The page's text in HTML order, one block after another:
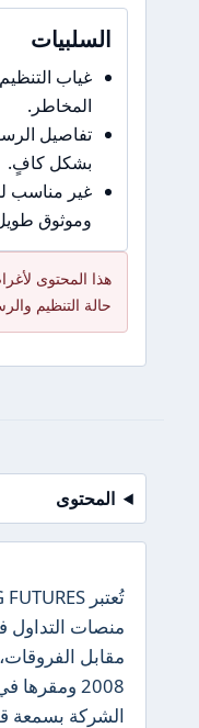
السلبيات
غياب
المخاطر.
تفاصيل
بشكل كافٍ.
غير مناسب
وموثوق
هذا المحتوى
حالة التنظيم
المحتوى
منصات
مقابل
2008
الشركة بسمعة